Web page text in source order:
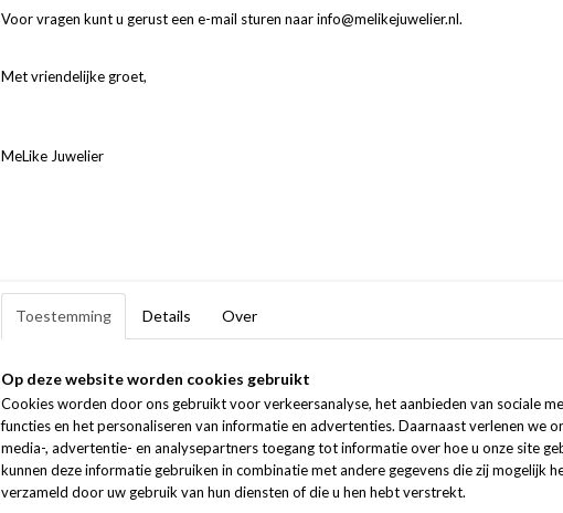
Voor vragen kunt u gerust een e-mail sturen naar info@melikejuwelier.nl.
Met vriendelijke groet,
MeLike Juwelier
Toestemming Details Over
Op deze website worden cookies gebruikt
Cookies worden door ons gebruikt voor verkeersanalyse, het aanbieden van sociale
functies en het personaliseren van informatie en advertenties. Daarnaast verlenen we
media-, advertentie- en analysepartners toegang tot informatie over hoe u onze site
kunnen deze informatie gebruiken in combinatie met andere gegevens die zij mogelijk
verzameld door uw gebruik van hun diensten of die u hen hebt verstrekt.